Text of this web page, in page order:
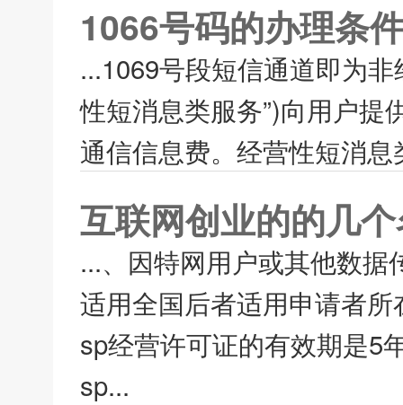
1066号码的办理条
...1069号段短信通道即为
性短消息类服务”)向用户提
通信信息费。经营性短消
互联网创业的的几
...、因特网用户或其他数
适用全国后者适用申请者
sp经营许可证的有效期是5
sp...